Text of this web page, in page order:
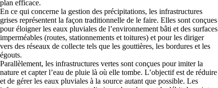
plan efficace.
En ce qui concerne la gestion des précipitations, les infrastructures
grises représentent la façon traditionnelle de le faire. Elles sont conçues
pour éloigner les eaux pluviales de l’environnement bâti et des surfaces
imperméables (routes, stationnements et toitures) et pour les diriger
vers des réseaux de collecte tels que les gouttières, les bordures et les
égouts.
Parallèlement, les infrastructures vertes sont conçues pour imiter la
nature et capter l’eau de pluie là où elle tombe. L’objectif est de réduire
et de gérer les eaux pluviales à la source autant que possible. Les